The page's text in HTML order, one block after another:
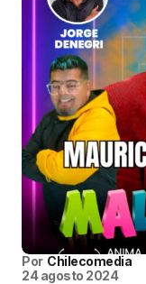
Por Chilecomedia
24 agosto 2024